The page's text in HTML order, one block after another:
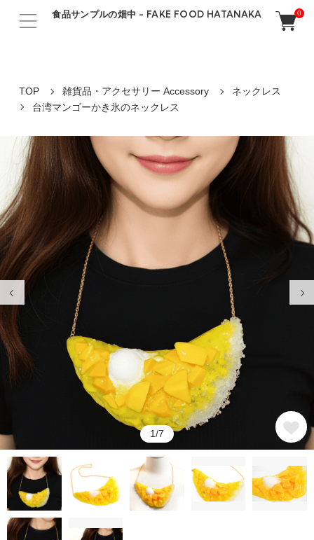
食品サンプルの畑中 - FAKE FOOD HATANAKA 0
TOP 雑貨品・アクセサリー Accessory
ネックレス
台湾マンゴーかき氷のネックレス
1/7